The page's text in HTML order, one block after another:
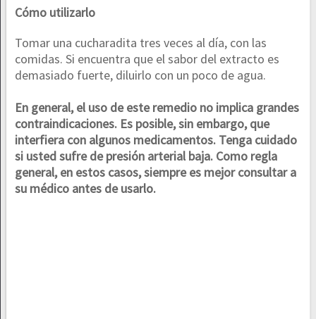
Cómo utilizarlo
Tomar una cucharadita tres veces al día, con las
comidas. Si encuentra que el sabor del extracto es
demasiado fuerte, diluirlo con un poco de agua.
En general, el uso de este remedio no implica grandes
contraindicaciones. Es posible, sin embargo, que
interfiera con algunos medicamentos. Tenga cuidado
si usted sufre de presión arterial baja. Como regla
general, en estos casos, siempre es mejor consultar a
su médico antes de usarlo.